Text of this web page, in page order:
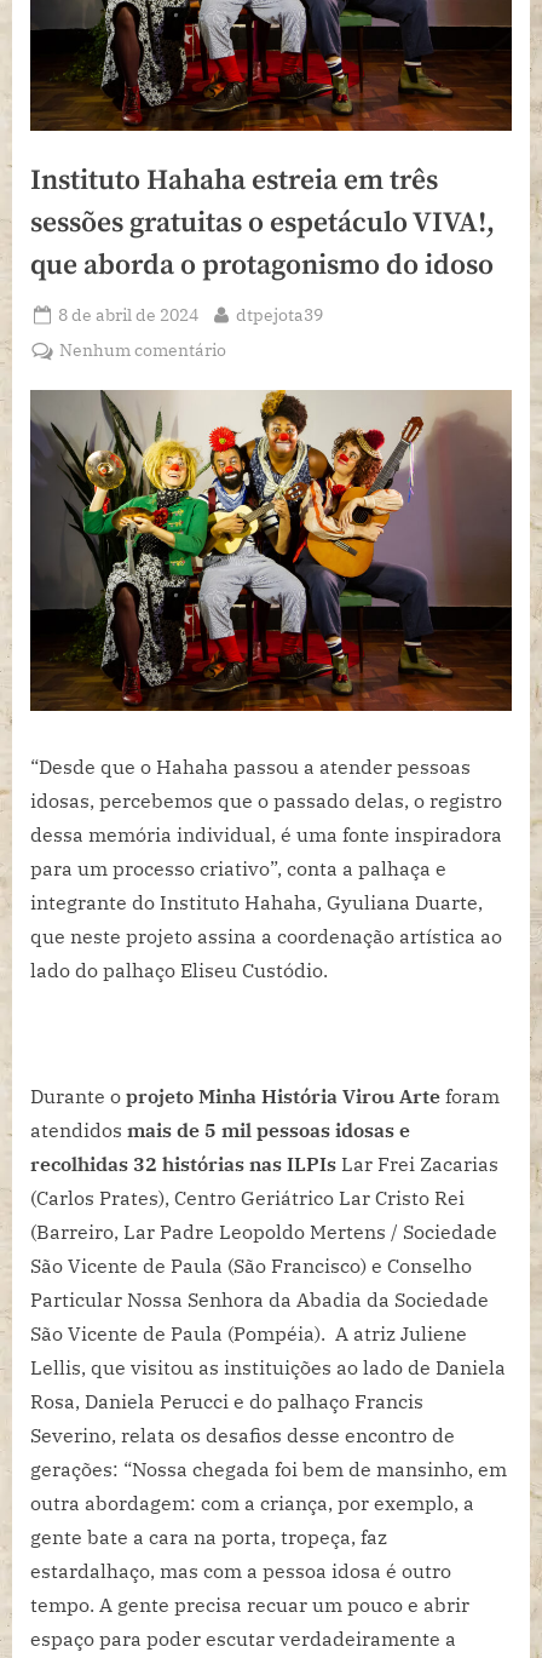
Instituto Hahaha estreia em três
sessões gratuitas o espetáculo VIVA!,
que aborda o protagonismo do idoso
Posted
on
8 de abril de 2024 By
dtpejota39
Nenhum comentário
Hahaha
estreia
em
três
sessões
gratuitas
o
espetáculo
VIVA!,
que
aborda
o
do
idoso
“Desde que o Hahaha passou a atender pessoas
idosas, percebemos que o passado delas, o registro
dessa memória individual, é uma fonte inspiradora
para um processo criativo”, conta a palhaça e
integrante do Instituto Hahaha, Gyuliana Duarte,
que neste projeto assina a coordenação artística ao
lado do palhaço Eliseu Custódio.
Durante o projeto Minha História Virou Arte foram
atendidos mais de 5 mil pessoas idosas e
recolhidas 32 histórias nas ILPIs Lar Frei Zacarias
(Carlos Prates), Centro Geriátrico Lar Cristo Rei
(Barreiro, Lar Padre Leopoldo Mertens / Sociedade
São Vicente de Paula (São Francisco) e Conselho
Particular Nossa Senhora da Abadia da Sociedade
São Vicente de Paula (Pompéia). A atriz Juliene
Lellis, que visitou as instituições ao lado de Daniela
Rosa, Daniela Perucci e do palhaço Francis
Severino, relata os desafios desse encontro de
gerações: “Nossa chegada foi bem de mansinho, em
outra abordagem: com a criança, por exemplo, a
gente bate a cara na porta, tropeça, faz
estardalhaço, mas com a pessoa idosa é outro
tempo. A gente precisa recuar um pouco e abrir
espaço para poder escutar verdadeiramente a